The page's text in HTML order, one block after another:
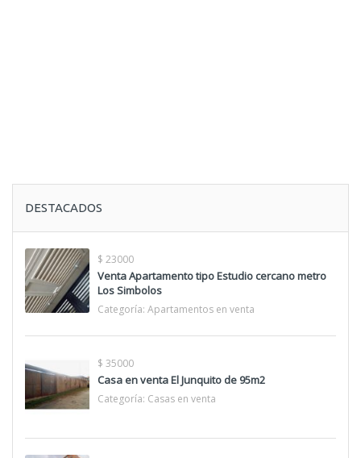
DESTACADOS
$ 23000
Venta Apartamento tipo Estudio cercano metro
Los Simbolos
Categoría: Apartamentos en venta
$ 35000
Casa en venta El Junquito de 95m2
Categoría: Casas en venta